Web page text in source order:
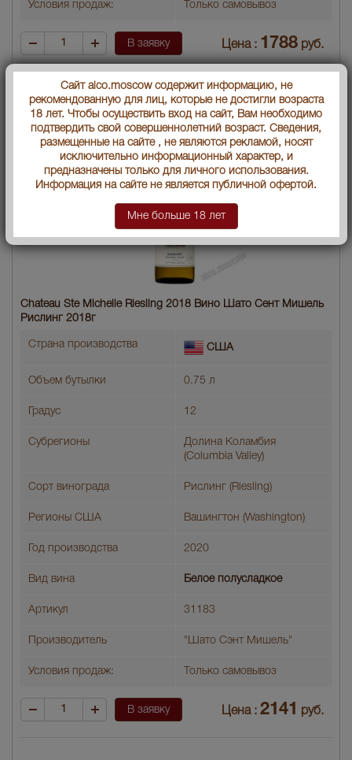
Условия продаж: Только самовывоз
В заявку Цена : 1788 руб.
Chateau Ste Michelle Riesling 2018 Вино Шато Сент Мишель
Рислинг 2018г
Страна производства США
Объем бутылки 0.75 л
Градус 12
Субрегионы
Долина Коламбия
(Columbia Valley)
Сорт винограда Рислинг (Riesling)
Регионы США Вашингтон (Washington)
Год производства 2020
Вид вина Белое полусладкое
Артикул 31183
Производитель "Шато Сэнт Мишель"
Условия продаж: Только самовывоз
В заявку Цена : 2141 руб.
Сайт alco.moscow содержит информацию, не
рекомендованную для лиц, которые не достигли возраста
18 лет. Чтобы осуществить вход на сайт, Вам необходимо
подтвердить свой совершеннолетний возраст. Сведения,
размещенные на сайте , не являются рекламой, носят
исключительно информационный характер, и
предназначены только для личного использования.
Информация на сайте не является публичной офертой.
Мне больше 18 лет